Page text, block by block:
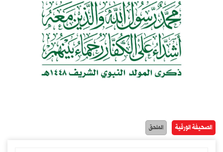
الصحيفة الورقية الملحق